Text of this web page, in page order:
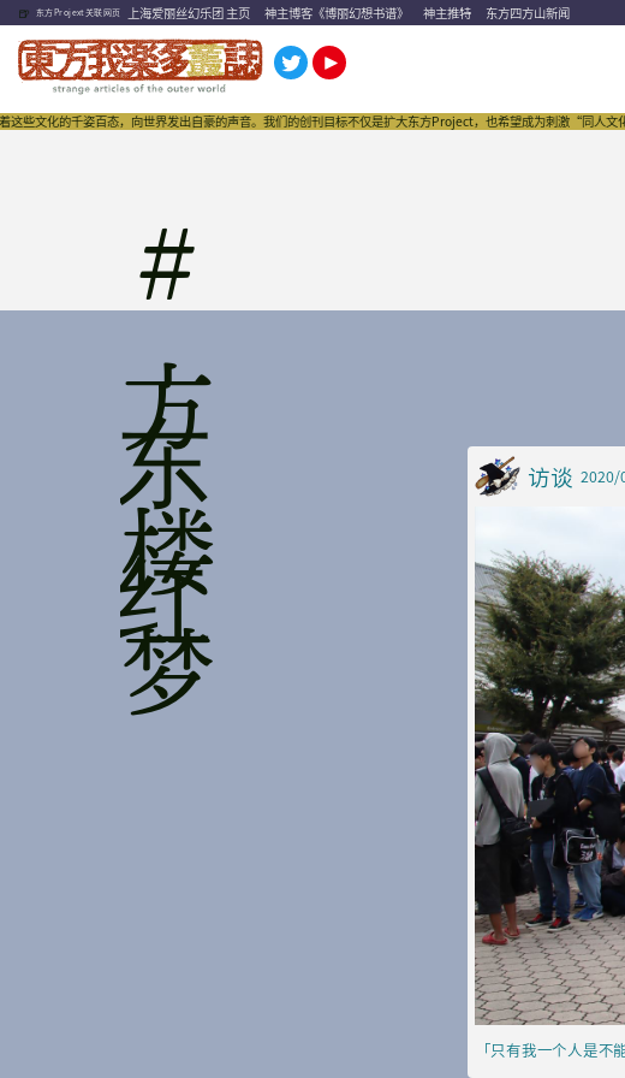
🍺 东方Projext关联网页 上海爱丽丝幻乐团 主页 神主博客《博丽幻想书谱》 神主推特 东方四方山新闻
化的千姿百态，向世界发出自豪的声音。我们的创刊目标不仅是扩大东方Project，也希望成为刺激“同人文化
#
东方红楼梦 访谈 2020/
「只有我一个人是